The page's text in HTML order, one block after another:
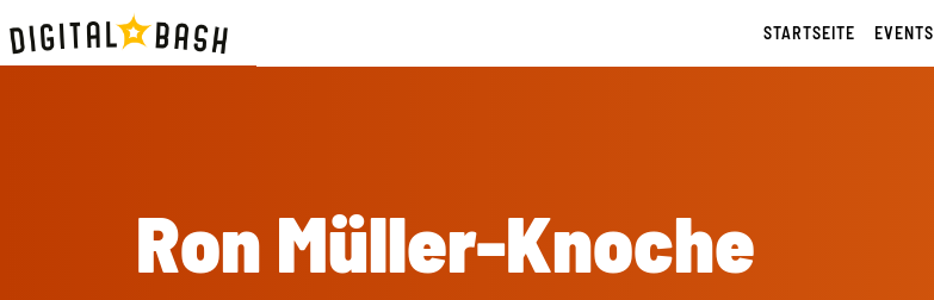
STARTSEITE EVENTS
Ron Müller-Knoche